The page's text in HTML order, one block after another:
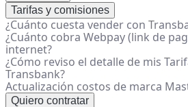
Tarifas y comisiones
¿Cuánto cuesta vender con
¿Cuánto cobra Webpay (link de
internet?
¿Cómo reviso el detalle de mis
Transbank?
Actualización costos de marca
Quiero contratar